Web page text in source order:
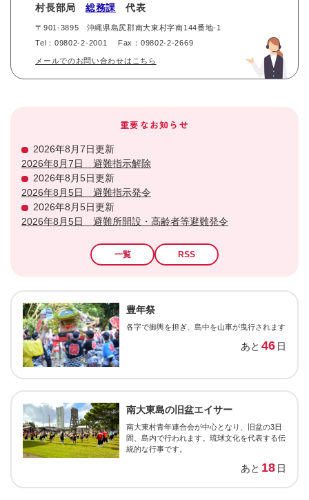
村長部局 総務課 代表
〒901-3895
沖縄県島尻郡南大東村字南144番地-1
Tel：09802-2-2001
Fax：09802-2-2669
メールでのお問い合わせはこちら
重要なお知らせ
2026年8月7日更新
2026年8月7日 避難指示解除
2026年8月5日更新
2026年8月5日 避難指示発令
2026年8月5日更新
2026年8月5日 避難所開設・高齢者等避難発令
一覧 RSS
豊年祭
各字で御輿を担ぎ、島中を山車が曳行されます
あと 46 日
南大東島の旧盆エイサー
南大東村青年連合会が中心となり、旧盆の3日
間、島内で行われます。琉球文化を代表する伝
統的な行事です。
あと 18 日